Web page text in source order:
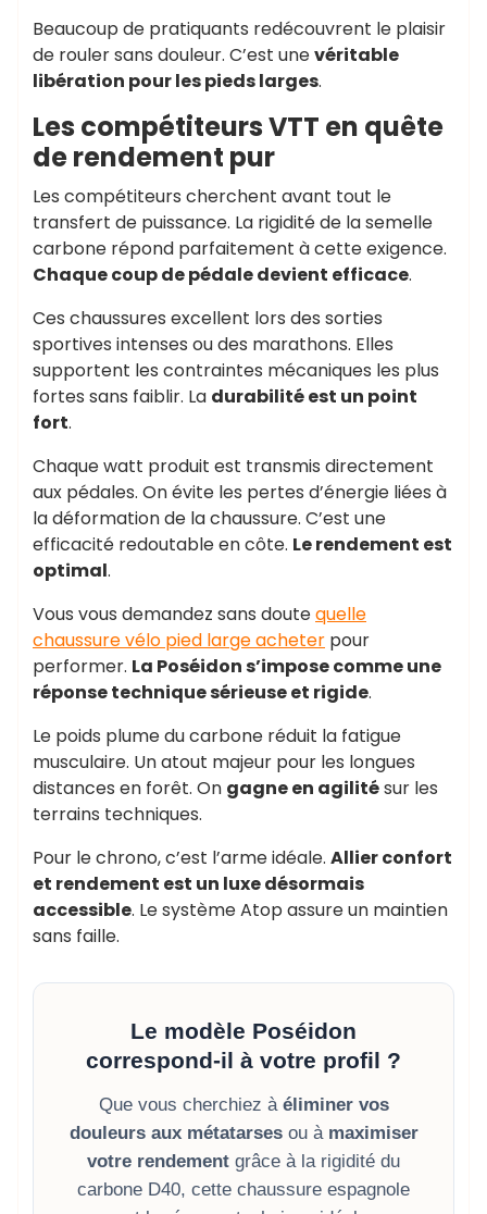
Beaucoup de pratiquants redécouvrent le plaisir
de rouler sans douleur. C’est unevéritable
libération pour les pieds larges.
Les compétiteurs VTT en quête
de rendement pur
Les compétiteurs cherchent avant tout le
transfert de puissance. La rigidité de la semelle
carbone répond parfaitement à cette exigence.
Chaque coup de pédale devient efficace.
Ces chaussures excellent lors des sorties
sportives intenses ou des marathons. Elles
supportent les contraintes mécaniques les plus
fortes sans faiblir. La durabilité est un point
fort.
Chaque watt produit est transmis directement
aux pédales. On évite les pertes d’énergie liées à
la déformation de la chaussure. C’est une
efficacité redoutable en côte. Le rendement est
optimal.
Vous vous demandez sans doutequelle
chaussure vélo pied large acheter pour
performer. La Poséidon s’impose comme une
réponse technique sérieuse et rigide.
Le poids plume du carbone réduit la fatigue
musculaire. Un atout majeur pour les longues
distances en forêt. On gagne en agilitésur les
terrains techniques.
Pour le chrono, c’est l’arme idéale. Allier confort
et rendement est un luxe désormais
accessible. Le système Atop assure un maintien
sans faille.
Le modèle Poséidon
correspond-il à votre profil ?
Que vous cherchiez à éliminer vos
douleurs aux métatarsesou à maximiser
votre rendement grâce à la rigidité du
carbone D40, cette chaussure espagnole